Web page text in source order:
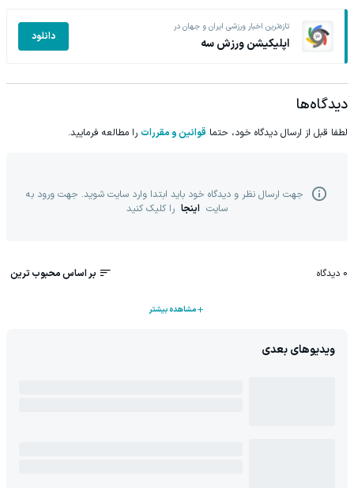
تازه‌ترین اخبار ورزشی ایران و جهان در
اپلیکیشن ورزش سه دانلود
دیدگاه‌ها
لطفا قبل از ارسال دیدگاه خود، حتما قوانین و مقررات را مطالعه فرمایید.
جهت ارسال نظر و دیدگاه خود باید ابتدا وارد سایت شوید. جهت ورود به
سایت اینجا را کلیک کنید
0 دیدگاه بر اساس محبوب ترین
مشاهده بیشتر
ویدیوهای بعدی